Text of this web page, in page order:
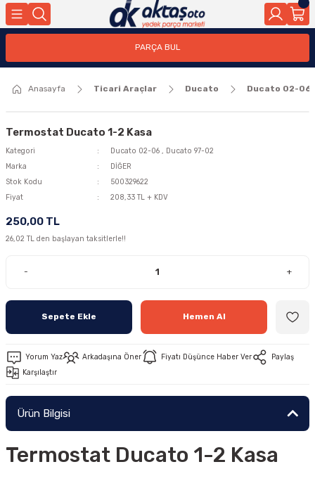
Geri Dön
Geri Dön
PARÇA BUL
Anasayfa Ticari Araçlar Ducato Ducato 02-06
Termostat Ducato 1-2 Kasa
Kategori Ducato 02-06 , Ducato 97-02
Marka
DİĞER
Stok Kodu
500329622
Fiyat
208,33 TL + KDV
250,00 TL
26,02 TL den başlayan taksitlerle!!
- +
Sepete Ekle Hemen Al
Yorum Yaz Arkadaşına Öner Fiyatı Düşünce Haber Ver
Paylaş
Karşılaştır
Ürün Bilgisi
Termostat Ducato 1-2 Kasa